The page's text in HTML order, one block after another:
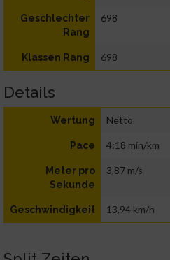
Geschlechter
Rang
698
Klassen Rang 698
Details
Wertung Netto
Pace 4:18 min/km
Meter pro
Sekunde
3,87 m/s
Geschwindigkeit 13,94 km/h